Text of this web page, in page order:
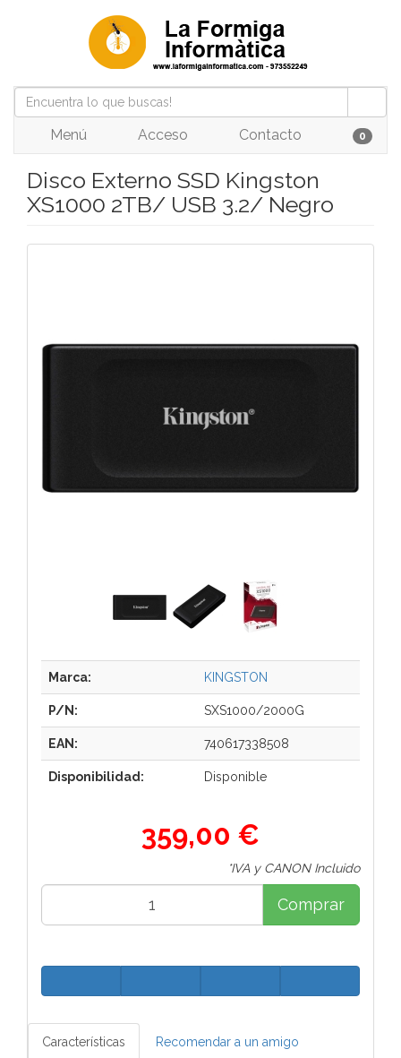
Menú Acceso Contacto 0
Disco Externo SSD Kingston
XS1000 2TB/ USB 3.2/ Negro
Marca: KINGSTON
P/N: SXS1000/2000G
EAN: 740617338508
Disponibilidad: Disponible
359,00 €
*IVA y CANON Incluido
Comprar
Características Recomendar a un amigo